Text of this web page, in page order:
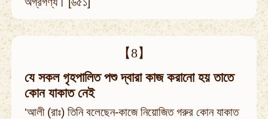
【8】
যে সকল গৃহপালিত পশু দ্বারা কাজ করানো হয় তাতে
কোন যাকাত নেই
‘আলী (রাঃ) তিনি বলেছেন-কাজে নিয়োজিত গরুর কোন যাকাত